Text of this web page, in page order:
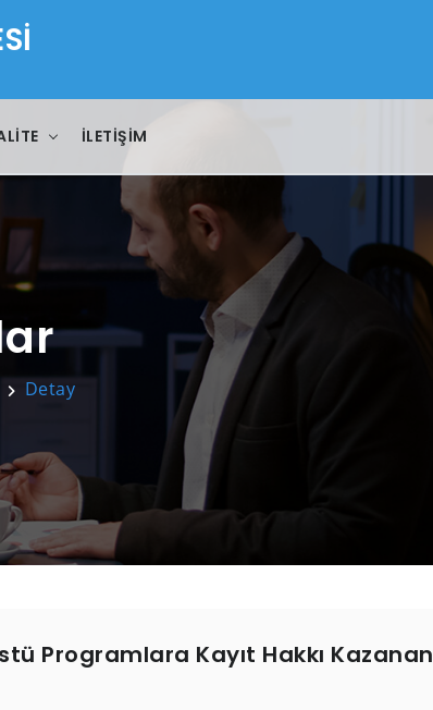
İLETIŞIM
Detay
Programlara Kayıt Hakkı Kazanan